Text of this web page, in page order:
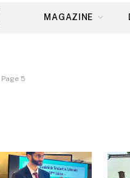
MAGAZINE
Page 5